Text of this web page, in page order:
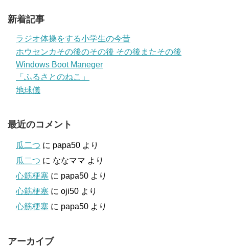
新着記事
ラジオ体操をする小学生の今昔
ホウセンカその後のその後 その後またその後
Windows Boot Maneger
「ふるさとのねこ」
地球儀
最近のコメント
瓜二つ に papa50 より
瓜二つ に ななママ より
心筋梗塞 に papa50 より
心筋梗塞 に oji50 より
心筋梗塞 に papa50 より
アーカイブ